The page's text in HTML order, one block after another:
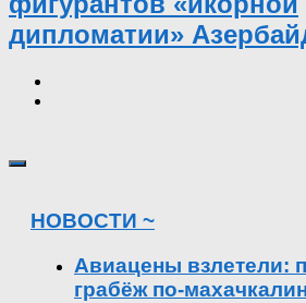
дипломатии»
НОВОСТИ ~
Авиацены взлетели:
грабёж по-